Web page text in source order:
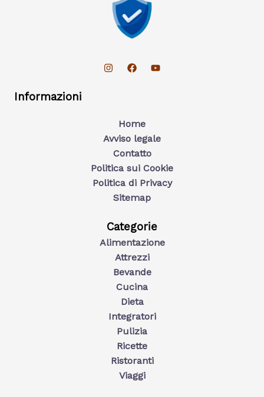
Informazioni
Home
Avviso legale
Contatto
Politica sui Cookie
Politica di Privacy
Sitemap
Categorie
Alimentazione
Attrezzi
Bevande
Cucina
Dieta
Integratori
Pulizia
Ricette
Ristoranti
Viaggi